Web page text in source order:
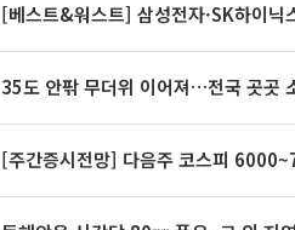
[베스트&워스트] 삼성전자·SK하이
35도 안팎 무더위 이어져…전국 곳곳
[주간증시전망] 다음주 코스피